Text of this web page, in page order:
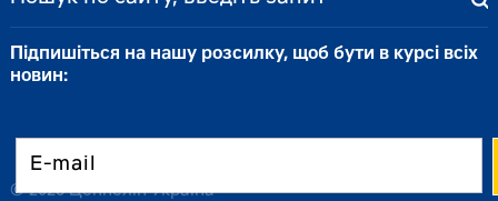
Підпишіться на нашу розсилку, щоб бути в курсі всіх
новин:
© 2026 Цеппелін Україна